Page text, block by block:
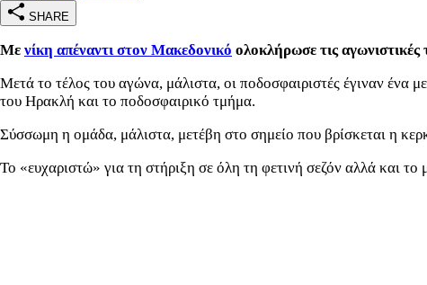
SHARE
Με νίκη απέναντι στον Μακεδονικό ολοκλήρωσε τις
Μετά το τέλος του αγώνα, μάλιστα, οι ποδοσφαιριστές έγιναν ένα
του Ηρακλή και το ποδοσφαιρικό τμήμα.
Σύσσωμη η ομάδα, μάλιστα, μετέβη στο σημείο που βρίσκεται η
Το «ευχαριστώ» για τη στήριξη σε όλη τη φετινή σεζόν αλλά και